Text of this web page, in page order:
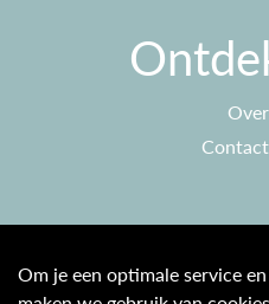
Om je een optimale service